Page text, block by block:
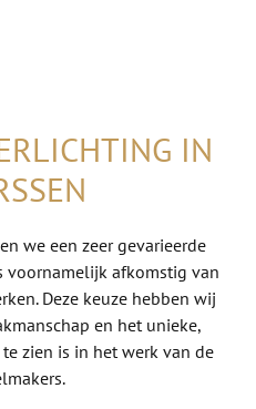
IN
we een zeer gevarieerde
voornamelijk afkomstig van
Deze keuze hebben wij
en het unieke,
zien is in het werk van de